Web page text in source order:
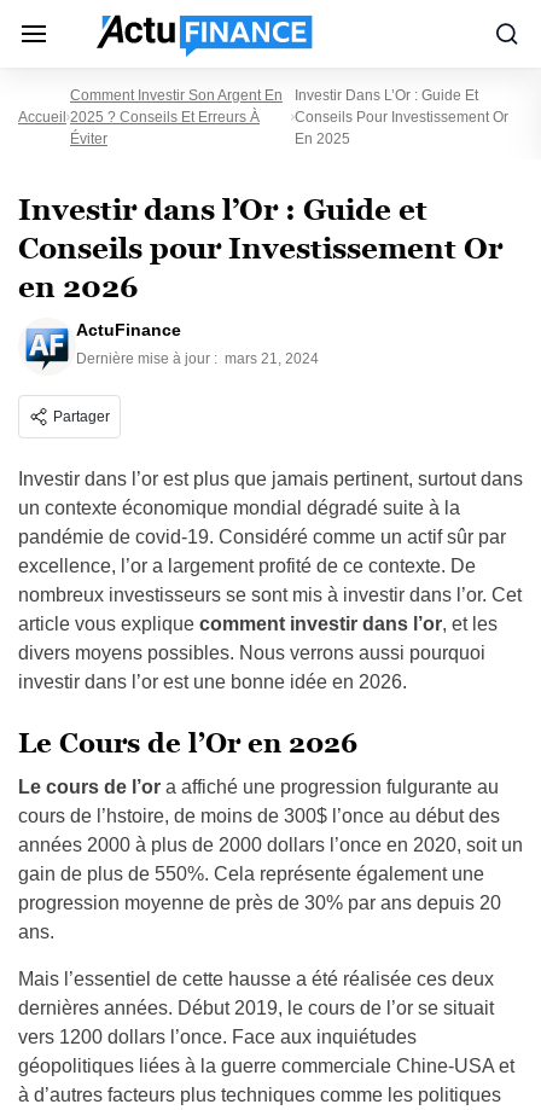
Accueil
Comment Investir Son Argent En
2025 ? Conseils Et Erreurs À
Éviter
Investir Dans L’Or : Guide Et
Conseils Pour Investissement Or
En 2025
Investir dans l’Or : Guide et
Conseils pour Investissement Or
en 2026
ActuFinance
Dernière mise à jour : mars 21, 2024
Partager
Investir dans l’or est plus que jamais pertinent, surtout dans
un contexte économique mondial dégradé suite à la
pandémie de covid-19. Considéré comme un actif sûr par
excellence, l’or a largement profité de ce contexte. De
nombreux investisseurs se sont mis à investir dans l’or. Cet
article vous explique comment investir dans l’or, et les
divers moyens possibles. Nous verrons aussi pourquoi
investir dans l’or est une bonne idée en 2026.
Le Cours de l’Or en 2026
Le cours de l’or a affiché une progression fulgurante au
cours de l’hstoire, de moins de 300$ l’once au début des
années 2000 à plus de 2000 dollars l’once en 2020, soit un
gain de plus de 550%. Cela représente également une
progression moyenne de près de 30% par ans depuis 20
ans.
Mais l’essentiel de cette hausse a été réalisée ces deux
dernières années. Début 2019, le cours de l’or se situait
vers 1200 dollars l’once. Face aux inquiétudes
géopolitiques liées à la guerre commerciale Chine-USA et
à d’autres facteurs plus techniques comme les politiques